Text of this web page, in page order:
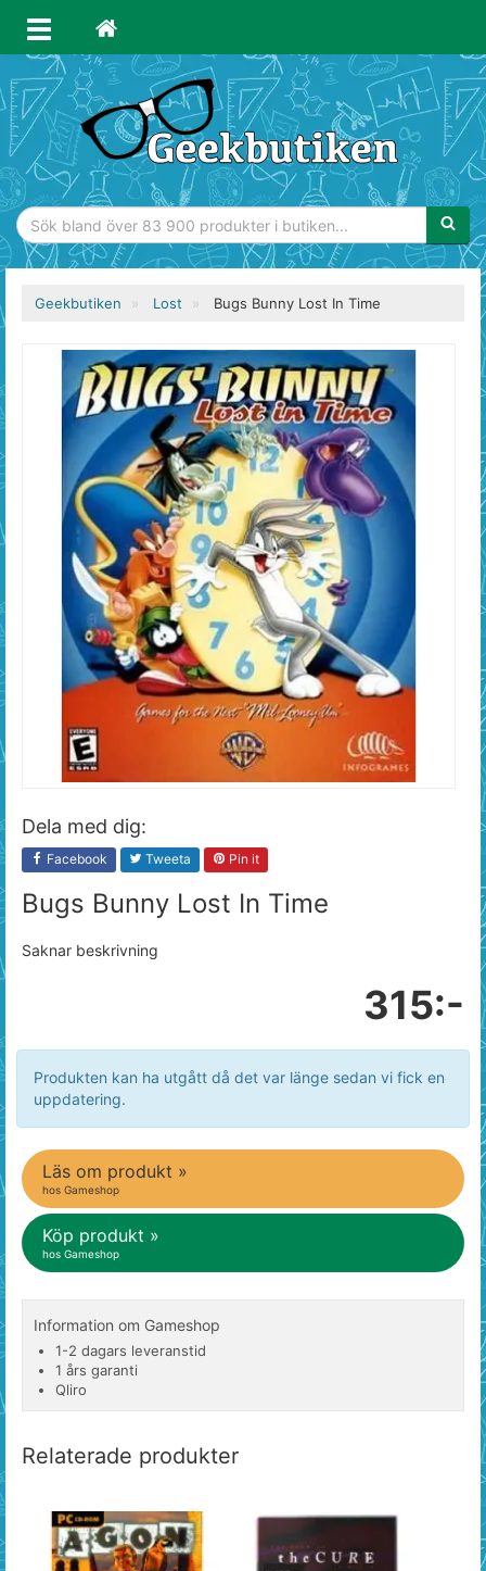
Geekbutiken Lost Bugs Bunny Lost In Time
Dela med dig:
Facebook Tweeta Pin it
Bugs Bunny Lost In Time
Saknar beskrivning
315:-
Produkten kan ha utgått då det var länge sedan vi fick en
uppdatering.
Läs om produkt »
hos Gameshop
Köp produkt »
hos Gameshop
Information om Gameshop
1-2 dagars leveranstid
1 års garanti
Qliro
Relaterade produkter